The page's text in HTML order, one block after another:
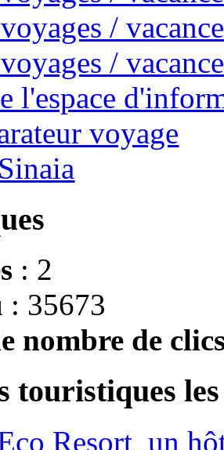
/
/
l'espace
voyage
: 2
: 35673
nombre de
touristiques
Resort un